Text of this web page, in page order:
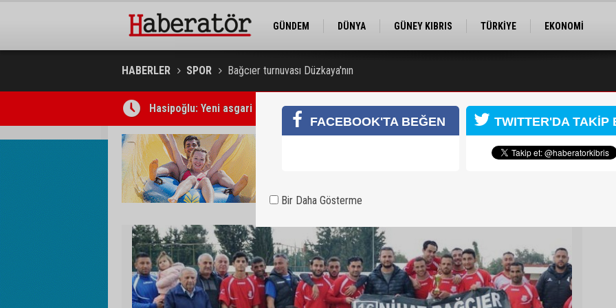
GÜNDEM DÜNYA GÜNEY KIBRIS TÜRKİYE
EKONOMİ
HABERLER SPOR Bağcıer turnuvası Düzkaya'nın
Üsküdar Belediye Başkanı ve 5 kişi gözaltına alındı
FACEBOOK'TA BEĞEN TWITTER'DA TAKİP
Bir Daha Gösterme